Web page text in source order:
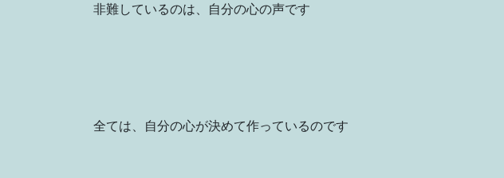
非難しているのは、自分の心の声です
全ては、自分の心が決めて作っているのです